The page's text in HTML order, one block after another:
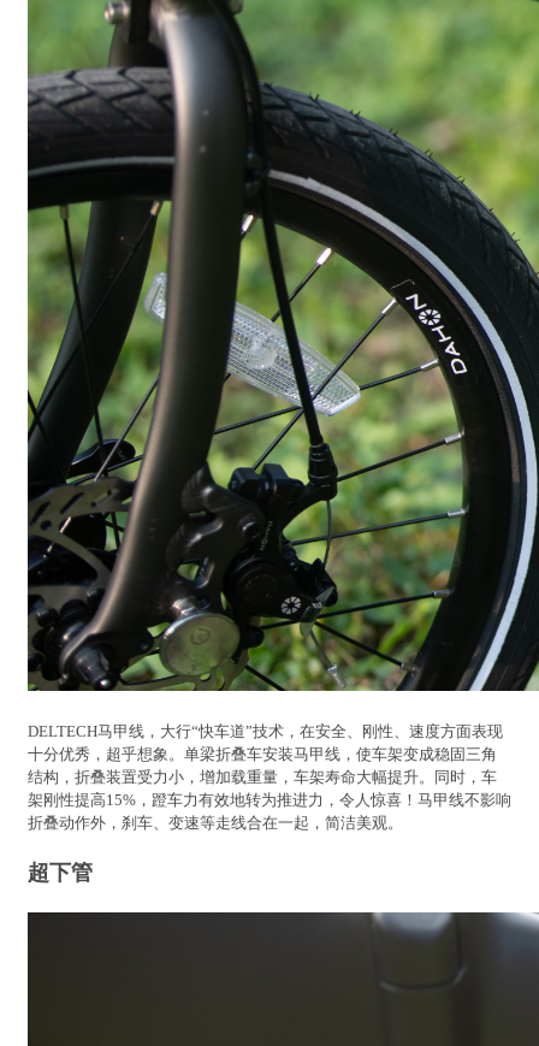
DELTECH马甲线，大行“快车道”技术，在安全、刚性、速度方面表现
十分优秀，超乎想象。单梁折叠车安装马甲线，使车架变成稳固三角
结构，折叠装置受力小，增加载重量，车架寿命大幅提升。同时，车
架刚性提高15%，蹬车力有效地转为推进力，令人惊喜！马甲线不影响
折叠动作外，刹车、变速等走线合在一起，简洁美观。
超下管